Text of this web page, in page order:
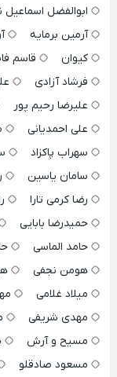
ابوالفضل اسماعیل
آرمین برمایه
کیوان
قاسم
فرشاد آزادی
علیرضا رحیم پور
علی احمدیانی
سهراب پاکزاد
سامان یاسین
رضا کرمی تارا
حمیدرضا بابایی
حامد الماسی
هومن نجفی
میلاد غلامی
مهدی شریفی
مسیح و آرش
مسعود صادقلو